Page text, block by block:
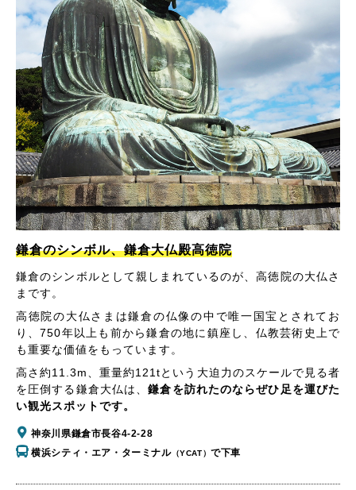
鎌倉のシンボル、鎌倉大仏殿高徳院
鎌倉のシンボルとして親しまれているのが、高徳院の大仏さ
まです。
高徳院の大仏さまは鎌倉の仏像の中で唯一国宝とされてお
り、750年以上も前から鎌倉の地に鎮座し、仏教芸術史上で
も重要な価値をもっています。
高さ約11.3m、重量約121tという大迫力のスケールで見る者
を圧倒する鎌倉大仏は、鎌倉を訪れたのならぜひ足を運びた
い観光スポットです。
神奈川県鎌倉市長谷4-2-28
横浜シティ・エア・ターミナル（YCAT）で下車